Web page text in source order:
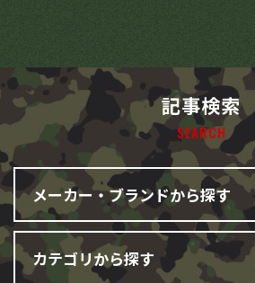
記事検索
SEARCH